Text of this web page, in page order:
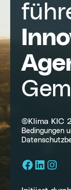
©Klima KIC
Bedingungen
Facebook